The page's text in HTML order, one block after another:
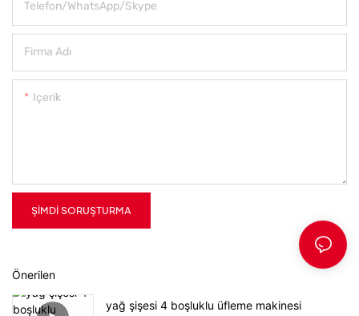
Telefon/WhatsApp/Skype
Firma Adı
Içerik
ŞIMDI SORUŞTURMA
Önerilen
yağ şişesi 4 boşluklu üfleme makinesi